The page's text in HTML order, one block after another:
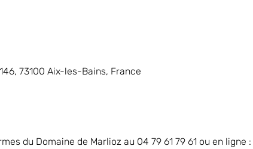
73100 Aix-les-Bains, France
du Domaine de Marlioz au 04 79 61 79 61 ou en ligne :